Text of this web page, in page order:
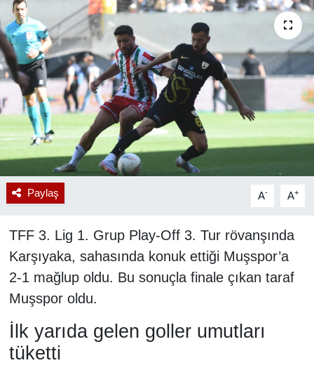
Paylaş A- A+
TFF 3. Lig 1. Grup Play-Off 3. Tur rövanşında
Karşıyaka, sahasında konuk ettiği Muşspor’a
2-1 mağlup oldu. Bu sonuçla finale çıkan taraf
Muşspor oldu.
İlk yarıda gelen goller umutları
tüketti
ASAYİŞ
RESMİ REKLAM
Haber Arşivi